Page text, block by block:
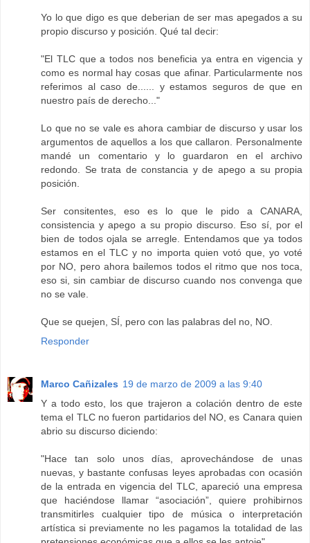
Yo lo que digo es que deberian de ser mas apegados a su
propio discurso y posición. Qué tal decir:
"El TLC que a todos nos beneficia ya entra en vigencia y
como es normal hay cosas que afinar. Particularmente nos
referimos al caso de...... y estamos seguros de que en
nuestro país de derecho..."
Lo que no se vale es ahora cambiar de discurso y usar los
argumentos de aquellos a los que callaron. Personalmente
mandé un comentario y lo guardaron en el archivo
redondo. Se trata de constancia y de apego a su propia
posición.
Ser consitentes, eso es lo que le pido a CANARA,
consistencia y apego a su propio discurso. Eso sí, por el
bien de todos ojala se arregle. Entendamos que ya todos
estamos en el TLC y no importa quien votó que, yo voté
por NO, pero ahora bailemos todos el ritmo que nos toca,
eso si, sin cambiar de discurso cuando nos convenga que
no se vale.
Que se quejen, SÍ, pero con las palabras del no, NO.
Responder
Marco Cañizales 19 de marzo de 2009 a las 9:40
Y a todo esto, los que trajeron a colación dentro de este
tema el TLC no fueron partidarios del NO, es Canara quien
abrio su discurso diciendo:
"Hace tan solo unos días, aprovechándose de unas
nuevas, y bastante confusas leyes aprobadas con ocasión
de la entrada en vigencia del TLC, apareció una empresa
que haciéndose llamar “asociación”, quiere prohibirnos
transmitirles cualquier tipo de música o interpretación
artística si previamente no les pagamos la totalidad de las